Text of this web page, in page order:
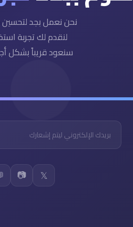
نحن نعمل بجد
لنقدم لك تجربة
سنعود قريباً بشكل
𝕏
📷